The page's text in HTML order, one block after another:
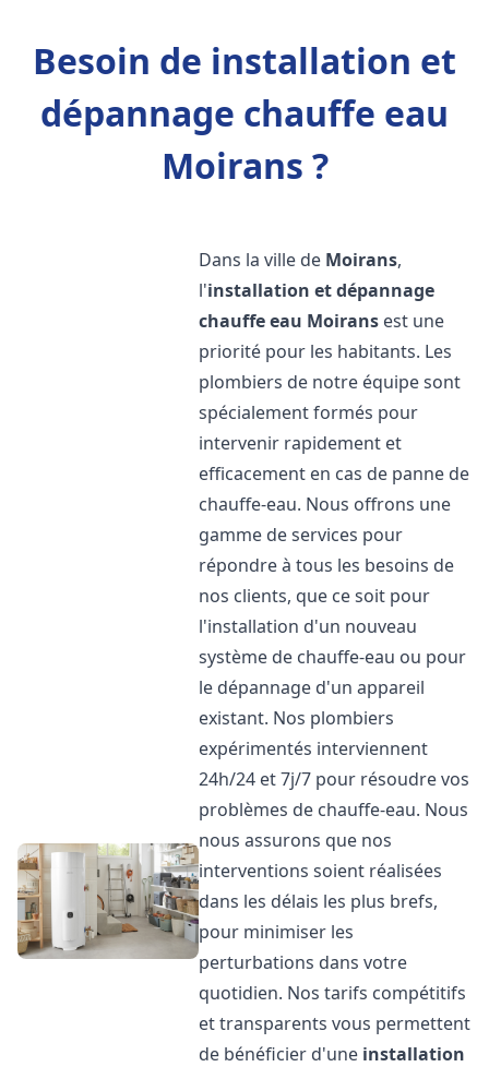
Besoin de installation et
dépannage chauffe eau
Moirans ?
Dans la ville de Moirans,
l'installation et dépannage
chauffe eau Moirans est une
priorité pour les habitants. Les
plombiers de notre équipe sont
spécialement formés pour
intervenir rapidement et
efficacement en cas de panne de
chauffe-eau. Nous offrons une
gamme de services pour
répondre à tous les besoins de
nos clients, que ce soit pour
l'installation d'un nouveau
système de chauffe-eau ou pour
le dépannage d'un appareil
existant. Nos plombiers
expérimentés interviennent
24h/24 et 7j/7 pour résoudre vos
problèmes de chauffe-eau. Nous
nous assurons que nos
interventions soient réalisées
dans les délais les plus brefs,
pour minimiser les
perturbations dans votre
quotidien. Nos tarifs compétitifs
et transparents vous permettent
de bénéficier d'une installation